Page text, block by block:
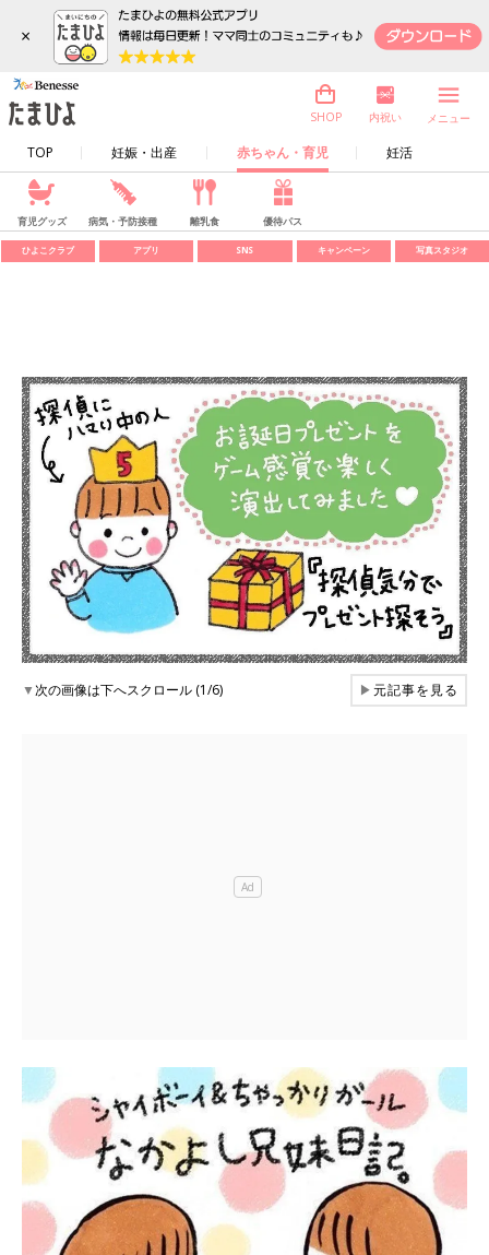
×
TOP 妊娠・出産 赤ちゃん・育児 妊活
SHOP 内祝い メニュー
育児グッズ 病気・予防接種 離乳食 優待パス
ひよこクラブ アプリ SNS キャンペーン 写真スタジオ
▼次の画像は下へスクロール (1/6) ▶元記事を見る